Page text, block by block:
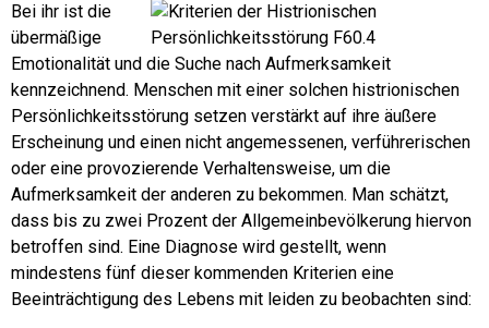
Bei ihr ist die
übermäßige
Emotionalität und die Suche nach Aufmerksamkeit
kennzeichnend. Menschen mit einer solchen histrionischen
Persönlichkeitsstörung setzen verstärkt auf ihre äußere
Erscheinung und einen nicht angemessenen, verführerischen
oder eine provozierende Verhaltensweise, um die
Aufmerksamkeit der anderen zu bekommen. Man schätzt,
dass bis zu zwei Prozent der Allgemeinbevölkerung hiervon
betroffen sind. Eine Diagnose wird gestellt, wenn
mindestens fünf dieser kommenden Kriterien eine
Beeinträchtigung des Lebens mit leiden zu beobachten sind: